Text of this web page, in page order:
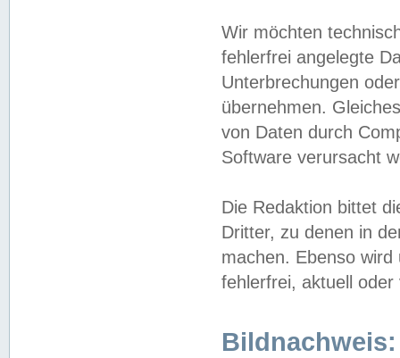
Wir möchten
fehlerfrei angelegte
Unterbrechungen
übernehmen.
von Daten durch
Software verursacht
Die Redaktion bittet
Dritter, zu denen in
machen. Ebenso
fehlerfrei, aktuell oder
Bildnachweis: